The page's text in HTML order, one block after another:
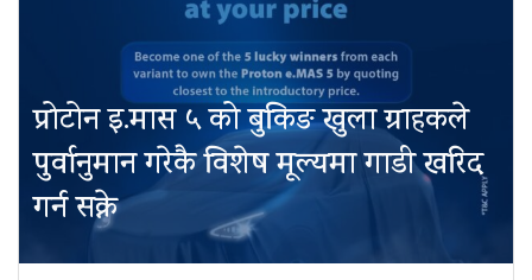
प्रोटोन इ.मास ५ को बुकिङ खुला ग्राहकले
पुर्वानुमान गरेकै विशेष मूल्यमा गाडी खरिद
गर्न सक्ने